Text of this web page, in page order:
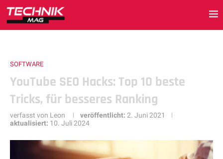
SOFTWARE
YouTube SEO Hacks: Top 10 beste
Tricks, für besseres Ranking
verfasst von Leon veröffentlicht: 2. Juni 2021
aktualisiert: 10. Juli 2024